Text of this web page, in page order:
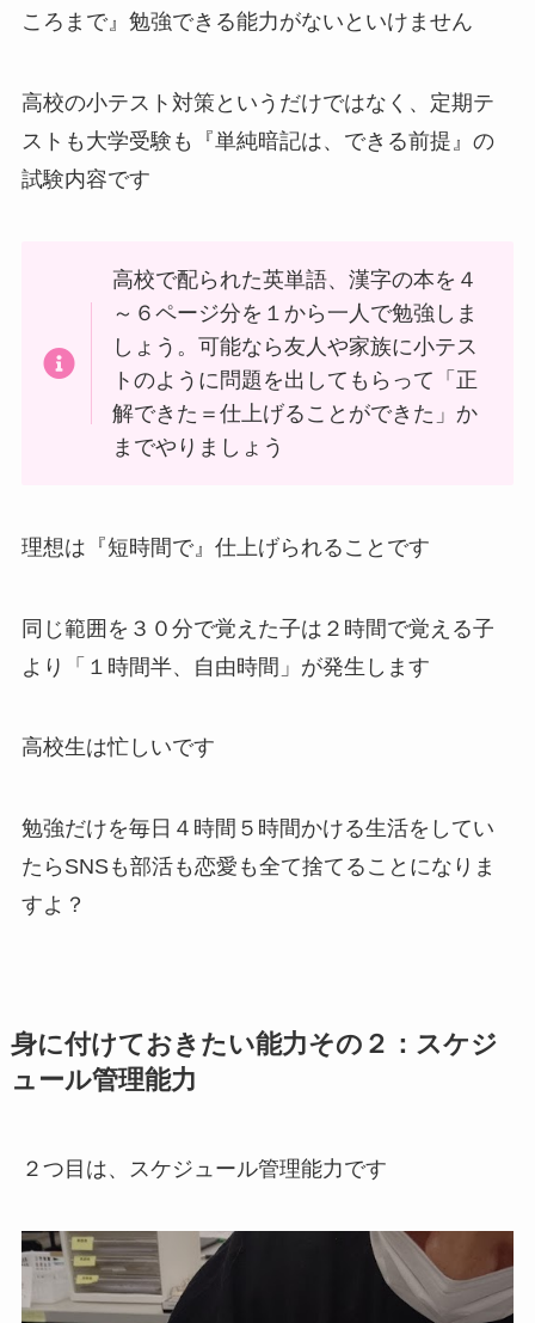
ころまで』勉強できる能力がないといけません
高校の小テスト対策というだけではなく、定期テ
ストも大学受験も『単純暗記は、できる前提』の
試験内容です
高校で配られた英単語、漢字の本を４
～６ページ分を１から一人で勉強しま
しょう。可能なら友人や家族に小テス
トのように問題を出してもらって「正
解できた＝仕上げることができた」か
までやりましょう
理想は『短時間で』仕上げられることです
同じ範囲を３０分で覚えた子は２時間で覚える子
より「１時間半、自由時間」が発生します
高校生は忙しいです
勉強だけを毎日４時間５時間かける生活をしてい
たらSNSも部活も恋愛も全て捨てることになりま
すよ？
身に付けておきたい能力その２：スケジ
ュール管理能力
２つ目は、スケジュール管理能力です